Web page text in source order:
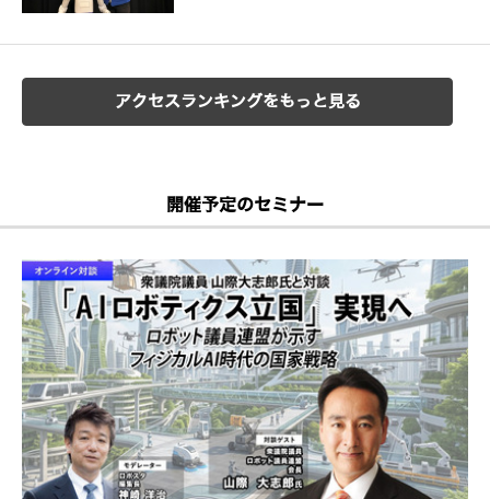
アクセスランキングをもっと見る
開催予定のセミナー